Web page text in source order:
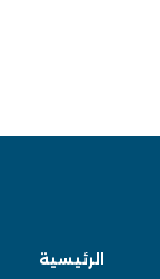
الرئيسية